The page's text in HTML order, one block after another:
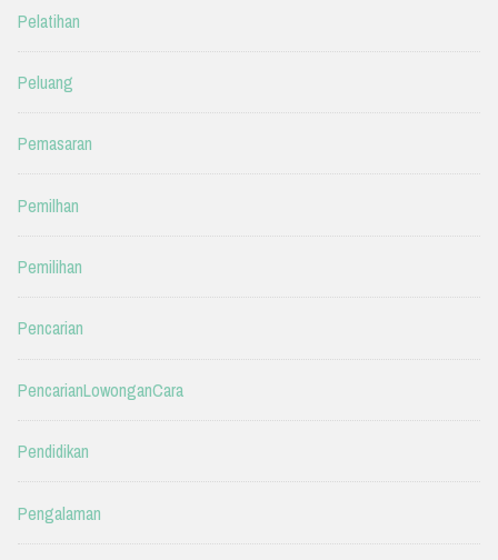
Pelatihan
Peluang
Pemasaran
Pemilhan
Pemilihan
Pencarian
PencarianLowonganCara
Pendidikan
Pengalaman